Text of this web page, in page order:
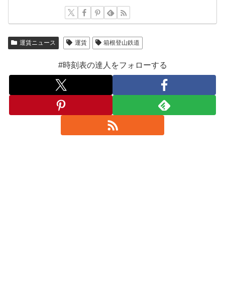
運賃ニュース 運賃 箱根登山鉄道
#時刻表の達人をフォローする